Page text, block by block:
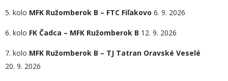
5. kolo MFK Ružomberok B – FTC Fiľakovo 6. 9. 2026
6. kolo FK Čadca – MFK Ružomberok B 12. 9. 2026
7. kolo MFK Ružomberok B – TJ Tatran Oravské Veselé
20. 9. 2026